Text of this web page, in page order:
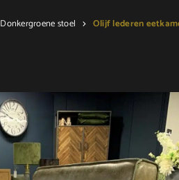
Donkergroene stoel Olijf lederen